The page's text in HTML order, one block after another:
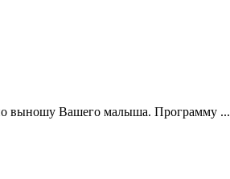
выношу Вашего малыша. Программу ...